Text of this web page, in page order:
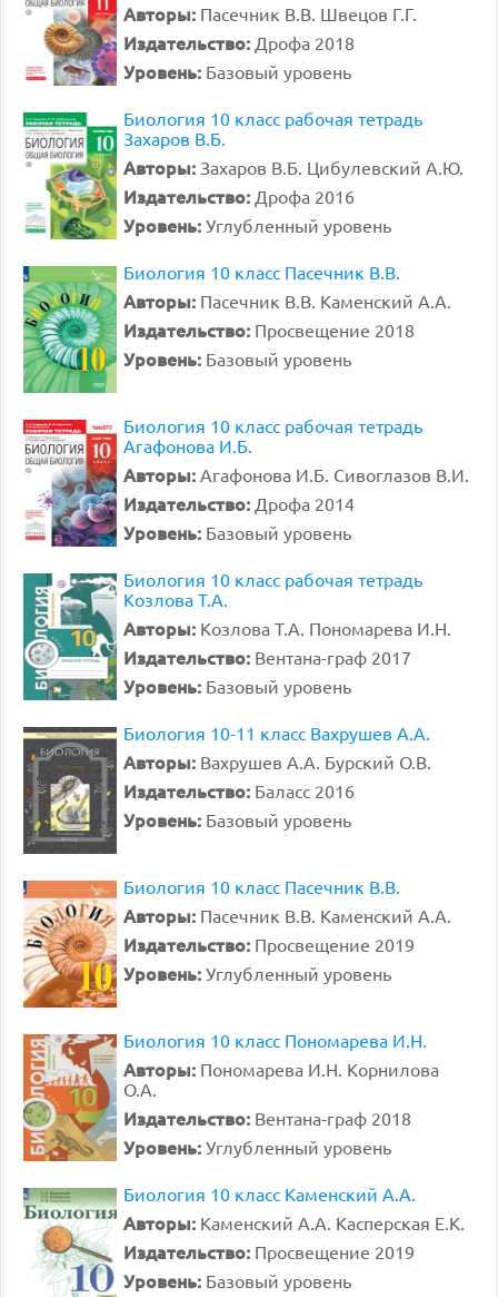
Авторы: Пасечник В.В. Швецов Г.Г.
Издательство: Дрофа 2018
Уровень: Базовый уровень
Биология 10 класс рабочая тетрадь
Захаров В.Б.
Авторы: Захаров В.Б. Цибулевский А.Ю.
Издательство: Дрофа 2016
Уровень: Углубленный уровень
Биология 10 класс Пасечник В.В.
Авторы: Пасечник В.В. Каменский А.А.
Издательство: Просвещение 2018
Уровень: Базовый уровень
Биология 10 класс рабочая тетрадь
Агафонова И.Б.
Авторы: Агафонова И.Б. Сивоглазов В.И.
Издательство: Дрофа 2014
Уровень: Базовый уровень
Биология 10 класс рабочая тетрадь
Козлова Т.А.
Авторы: Козлова Т.А. Пономарева И.Н.
Издательство: Вентана-граф 2017
Уровень: Базовый уровень
Биология 10-11 класс Вахрушев А.А.
Авторы: Вахрушев А.А. Бурский О.В.
Издательство: Баласс 2016
Уровень: Базовый уровень
Биология 10 класс Пасечник В.В.
Авторы: Пасечник В.В. Каменский А.А.
Издательство: Просвещение 2019
Уровень: Углубленный уровень
Биология 10 класс Пономарева И.Н.
Авторы: Пономарева И.Н. Корнилова
О.А.
Издательство: Вентана-граф 2018
Уровень: Углубленный уровень
Биология 10 класс Каменский А.А.
Авторы: Каменский А.А. Касперская Е.К.
Издательство: Просвещение 2019
Уровень: Базовый уровень